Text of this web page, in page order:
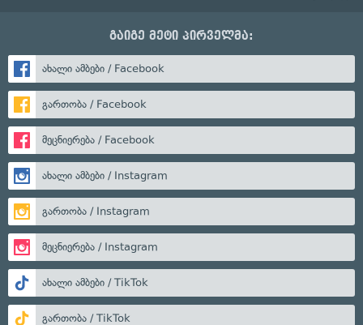
გაიგე მეტი პირველმა:
ახალი ამბები / Facebook
გართობა / Facebook
მეცნიერება / Facebook
ახალი ამბები / Instagram
გართობა / Instagram
მეცნიერება / Instagram
ახალი ამბები / TikTok
გართობა / TikTok